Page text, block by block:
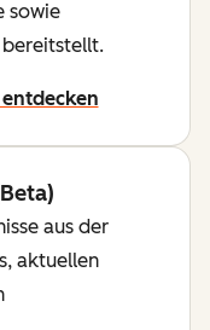
sowie
aus der
aktuellen